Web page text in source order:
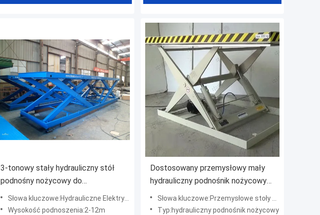
3-tonowy stały hydrauliczny stół
podnośny nożycowy do
podnoszenia ładunków o wysokości
2-12 m
Słowa kluczowe:Hydrauliczne Elektryczne Podwójne Stoły Nożycowe
Wysokość podnoszenia:2-12m
Dostosowany przemysłowy mały
hydrauliczny podnośnik nożycowy
300-5000 kg
Słowa kluczowe:Przemysłowe stoły podnośne
Typ:hydrauliczny podnośnik nożycowy